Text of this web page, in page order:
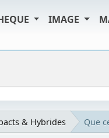
IMAGE
& Hybrides Que